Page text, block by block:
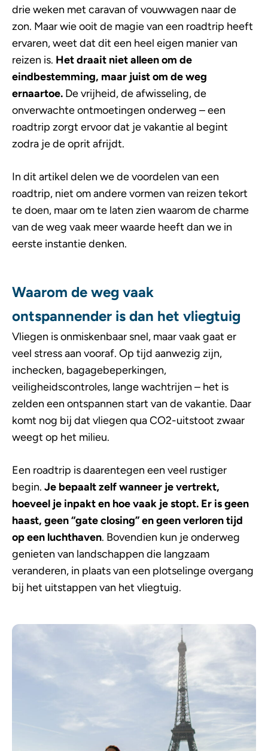
drie weken met caravan of vouwwagen naar de
zon. Maar wie ooit de magie van een roadtrip heeft
ervaren, weet dat dit een heel eigen manier van
reizen is. Het draait niet alleen om de
eindbestemming, maar juist om de weg
ernaartoe. De vrijheid, de afwisseling, de
onverwachte ontmoetingen onderweg – een
roadtrip zorgt ervoor dat je vakantie al begint
zodra je de oprit afrijdt.
In dit artikel delen we de voordelen van een
roadtrip, niet om andere vormen van reizen tekort
te doen, maar om te laten zien waarom de charme
van de weg vaak meer waarde heeft dan we in
eerste instantie denken.
Waarom de weg vaak
ontspannender is dan het vliegtuig
Vliegen is onmiskenbaar snel, maar vaak gaat er
veel stress aan vooraf. Op tijd aanwezig zijn,
inchecken, bagagebeperkingen,
veiligheidscontroles, lange wachtrijen – het is
zelden een ontspannen start van de vakantie. Daar
komt nog bij dat vliegen qua CO2-uitstoot zwaar
weegt op het milieu.
Een roadtrip is daarentegen een veel rustiger
begin. Je bepaalt zelf wanneer je vertrekt,
hoeveel je inpakt en hoe vaak je stopt. Er is geen
haast, geen “gate closing” en geen verloren tijd
op een luchthaven. Bovendien kun je onderweg
genieten van landschappen die langzaam
veranderen, in plaats van een plotselinge overgang
bij het uitstappen van het vliegtuig.